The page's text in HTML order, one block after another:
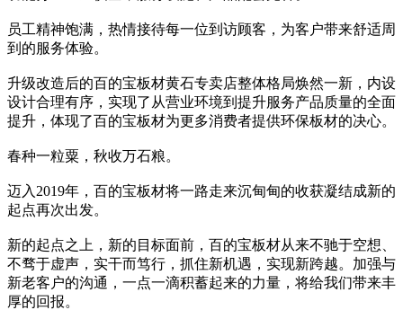
员工精神饱满，热情接待每一位到访顾客，为客户带来舒适周
到的服务体验。
升级改造后的百的宝板材黄石专卖店整体格局焕然一新，内设
设计合理有序，实现了从营业环境到提升服务产品质量的全面
提升，体现了百的宝板材为更多消费者提供环保板材的决心。
春种一粒粟，秋收万石粮。
迈入2019年，百的宝板材将一路走来沉甸甸的收获凝结成新的
起点再次出发。
新的起点之上，新的目标面前，百的宝板材从来不驰于空想、
不骛于虚声，实干而笃行，抓住新机遇，实现新跨越。加强与
新老客户的沟通，一点一滴积蓄起来的力量，将给我们带来丰
厚的回报。